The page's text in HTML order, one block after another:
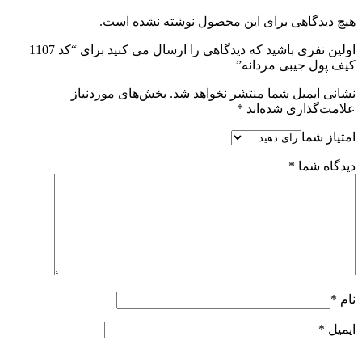
هیچ دیدگاهی برای این محصول نوشته نشده است.
اولین نفری باشید که دیدگاهی را ارسال می کنید برای “کد 1107
کیف پول جیبی مردانه”
نشانی ایمیل شما منتشر نخواهد شد. بخش‌های موردنیاز
علامت‌گذاری شده‌اند *
امتیاز شما
دیدگاه شما *
نام *
ایمیل *